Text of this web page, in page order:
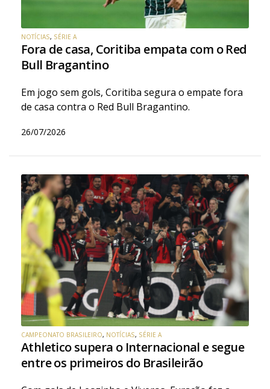
NOTÍCIAS, SÉRIE A
Fora de casa, Coritiba empata com o Red
Bull Bragantino
Em jogo sem gols, Coritiba segura o empate fora
de casa contra o Red Bull Bragantino.
26/07/2026
CAMPEONATO BRASILEIRO, NOTÍCIAS, SÉRIE A
Athletico supera o Internacional e segue
entre os primeiros do Brasileirão